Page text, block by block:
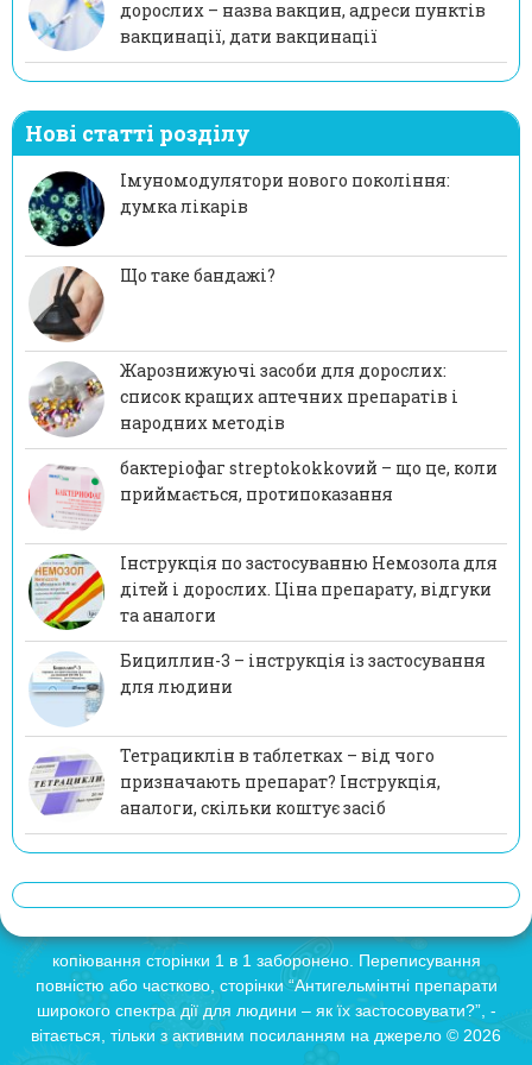
дорослих – назва вакцин, адреси пунктів
вакцинації, дати вакцинації
Нові статті розділу
Імуномодулятори нового покоління:
думка лікарів
Що таке бандажі?
Жарознижуючі засоби для дорослих:
список кращих аптечних препаратів і
народних методів
бактеріофаг streptokokkovий – що це, коли
приймається, протипоказання
Інструкція по застосуванню Немозола для
дітей і дорослих. Ціна препарату, відгуки
та аналоги
Бициллин-3 – інструкція із застосування
для людини
Тетрациклін в таблетках – від чого
призначають препарат? Інструкція,
аналоги, скільки коштує засіб
копіювання сторінки 1 в 1 заборонено. Переписування
повністю або частково, сторінки “Антигельмінтні препарати
широкого спектра дії для людини – як їх застосовувати?”, -
вітається, тільки з активним посиланням на джерело © 2026